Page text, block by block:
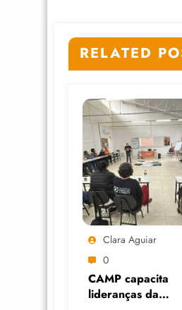
RELATED
Clara Aguiar
0
CAMP capacita
lideranças da